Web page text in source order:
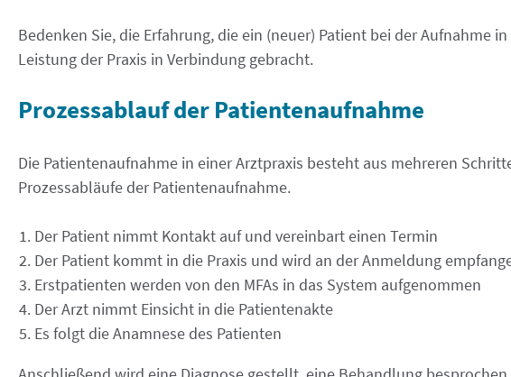
Bedenken Sie, die Erfahrung, die ein (neuer) Patient bei der
Leistung der Praxis in Verbindung gebracht.
Prozessablauf der Patientenaufnahme
Die Patientenaufnahme in einer Arztpraxis besteht aus mehreren
Prozessabläufe der Patientenaufnahme.
Der Patient nimmt Kontakt auf und vereinbart einen Termin
Der Patient kommt in die Praxis und wird an der Anmeldung
Erstpatienten werden von den MFAs in das System aufgenommen
Der Arzt nimmt Einsicht in die Patientenakte
Es folgt die Anamnese des Patienten